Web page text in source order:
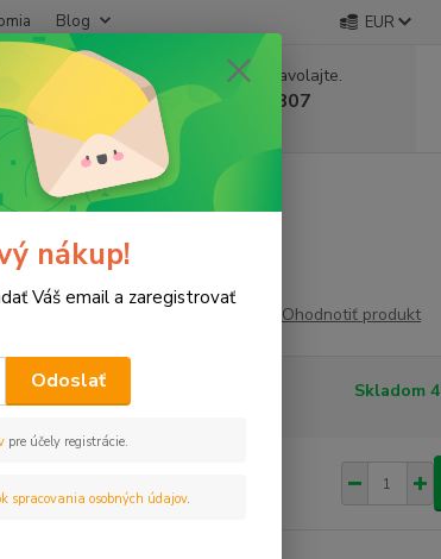
Blog EUR
Neviete si rady? Zavolajte.
+421 911 131 807
(Po-Pia, 8-17 hod.)
Ohodnotiť produkt
Skladom
2,38 €
nákup!
Váš email a zaregistrovať
Odoslať
pre účely registrácie.
spracovania osobných údajov.